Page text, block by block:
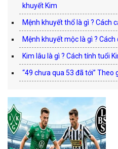
khuyết Kim
Mệnh khuyết thổ là gì ? Cách
Mệnh khuyết mộc là gì ?
Kim lâu là gì ? Cách tính tuổi
“49 chưa qua 53 đã tới” Theo